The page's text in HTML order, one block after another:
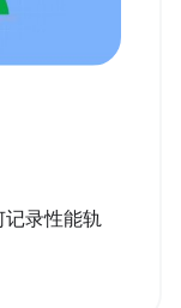
记录性能轨